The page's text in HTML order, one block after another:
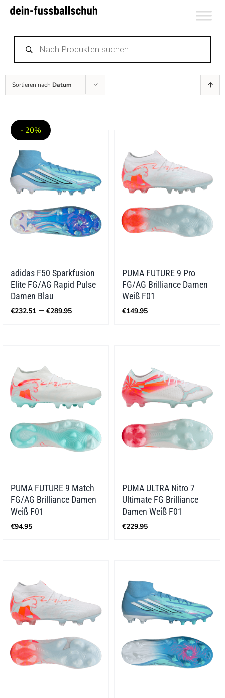
Zum
springen
Products
search
Sortieren nach Datum
- 20%
adidas F50 Sparkfusion
Elite FG/AG Rapid Pulse
Damen Blau
€232.51 – €289.95Preisspanne:
PUMA FUTURE 9 Pro
FG/AG Brilliance Damen
Weiß F01
€149.95
PUMA FUTURE 9 Match
FG/AG Brilliance Damen
Weiß F01
€94.95
PUMA ULTRA Nitro 7
Ultimate FG Brilliance
Damen Weiß F01
€229.95